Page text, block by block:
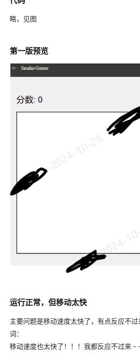
略，见图
第一版预览
运行正常，但移动太快
主要问题是移动速度太快了，有点反应不
词：
移动速度也太快了！！！我都反应不过来 - -